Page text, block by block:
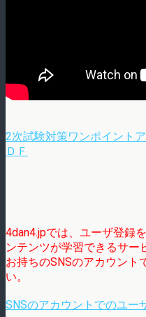
2次試験対策ワンポイン
ＤＦ
4dan4.jpでは、ユーザ登録
ンテンツが学習できるサー
お持ちのSNSのアカウント
い。
SNSのアカウントでのユー